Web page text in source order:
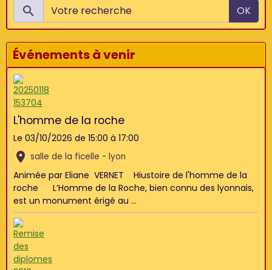
OK
Événements à venir
L'homme de la roche
Le 03/10/2026 de 15:00 à 17:00
salle de la ficelle - lyon
Animée par Eliane VERNET Hiustoire de l'homme de la
roche L’Homme de la Roche, bien connu des lyonnais,
est un monument érigé au ...